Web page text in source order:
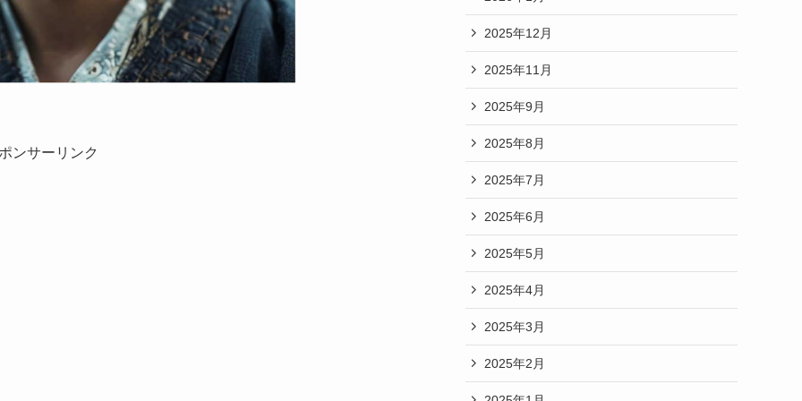
ンサーリンク
2025年12月
2025年11月
2025年9月
2025年8月
2025年7月
2025年6月
2025年5月
2025年4月
2025年3月
2025年2月